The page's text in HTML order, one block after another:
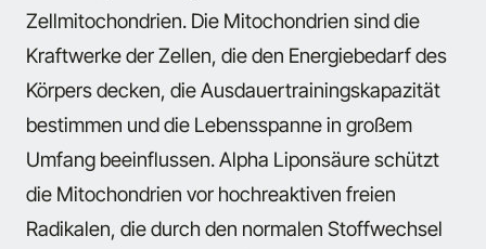
Zellmitochondrien. Die Mitochondrien sind die
Kraftwerke der Zellen, die den Energiebedarf des
Körpers decken, die Ausdauertrainingskapazität
bestimmen und die Lebensspanne in großem
Umfang beeinflussen. Alpha Liponsäure schützt
die Mitochondrien vor hochreaktiven freien
Radikalen, die durch den normalen Stoffwechsel